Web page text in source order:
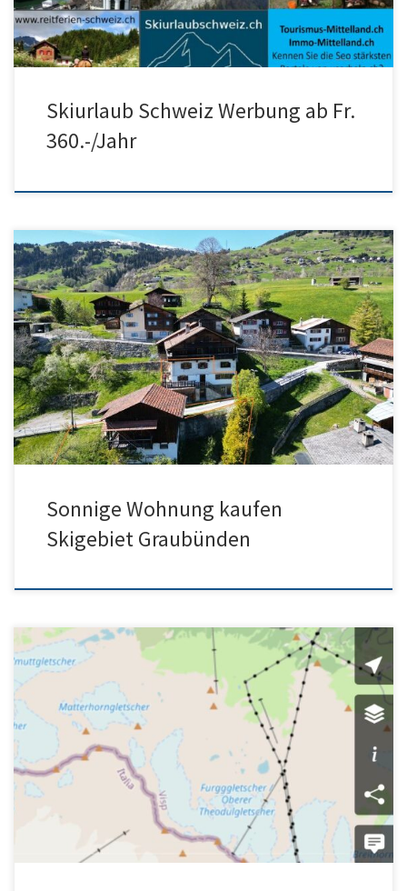
Skiurlaub Schweiz Werbung ab Fr.
360.-/Jahr
Sonnige Wohnung optional mit Stall zum Ausbauen in GR –
Surselva – Herr Melcher Infos Kontakt Partner Davos – Prättigau […]
Sonnige Wohnung kaufen
Skigebiet Graubünden
Somnerskifahren Zermatt Sommerskipass Zermatt
matterhornparadise.ch tickets sommer Gratis Fotos Zermatt Karte
Sommerski Schweiz cc by sa Tschubby Wikipedia Wikimedia
Grundlage […]